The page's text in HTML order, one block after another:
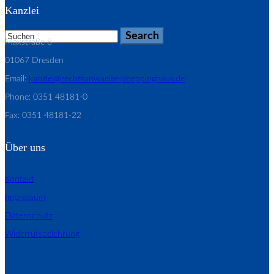
Kanzlei
Maxstraße 8
01067 Dresden
Email: kanzlei@rechtsanwaelte-poeppinghaus.de
Phone: 0351 48181-0
Fax: 0351 48181-22
Über uns
Kontakt
Impressum
Datenschutz
Widerrufsbelehrung